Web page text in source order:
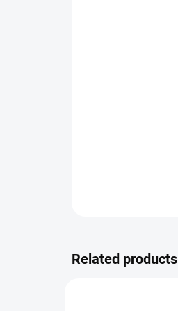
Related products